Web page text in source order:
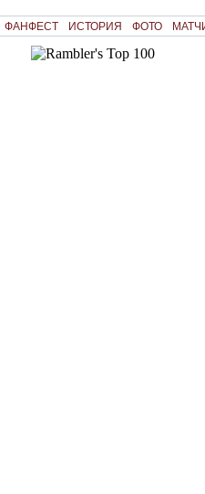
ФАНФЕСТ ИСТОРИЯ ФОТО